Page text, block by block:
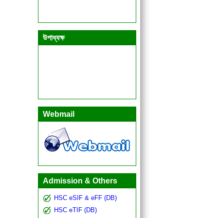
উপাধ্যক্ষ
Webmail
Admission & Others
HSC eSIF & eFF (DB)
HSC eTIF (DB)